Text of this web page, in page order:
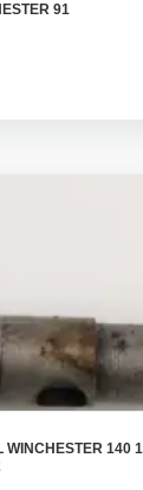
91
WINCHESTER 140